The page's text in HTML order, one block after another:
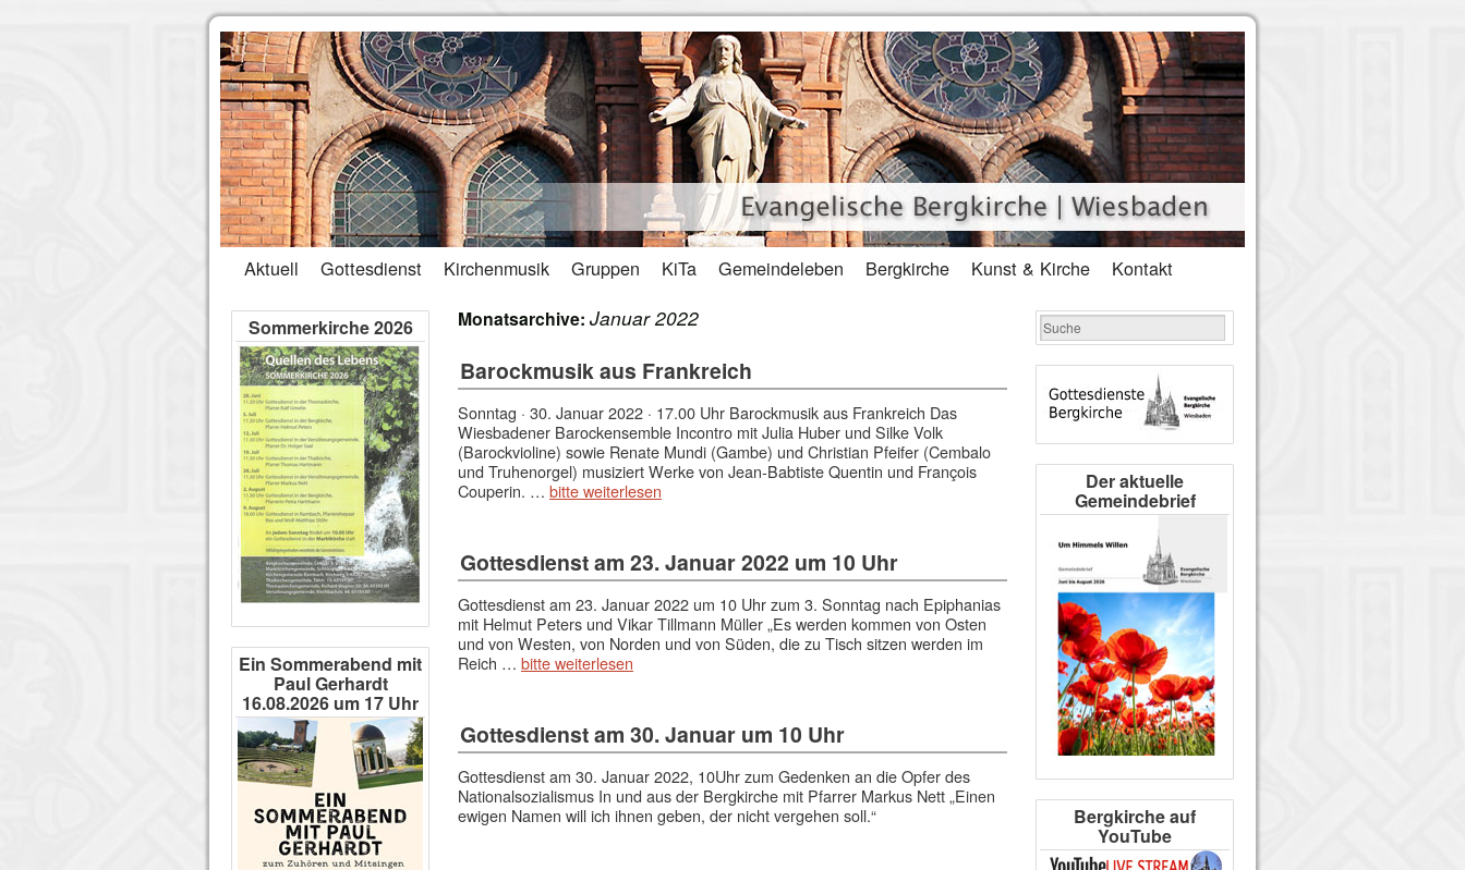
Aktuell Gottesdienst Kirchenmusik Gruppen KiTa Gemeindeleben Bergkirche Kunst & Kirche Kontakt
Monatsarchive: Januar 2022
Barockmusik aus Frankreich
Sonntag · 30. Januar 2022 · 17.00 Uhr Barockmusik aus Frankreich Das
Wiesbadener Barockensemble Incontro mit Julia Huber und Silke Volk
(Barockvioline) sowie Renate Mundi (Gambe) und Christian Pfeifer (Cembalo
und Truhenorgel) musiziert Werke von Jean-Babtiste Quentin und François
Couperin. … bitte weiterlesen
Gottesdienst am 23. Januar 2022 um 10 Uhr
Gottesdienst am 23. Januar 2022 um 10 Uhr zum 3. Sonntag nach Epiphanias
mit Helmut Peters und Vikar Tillmann Müller „Es werden kommen von Osten
und von Westen, von Norden und von Süden, die zu Tisch sitzen werden im
Reich … bitte weiterlesen
Gottesdienst am 30. Januar um 10 Uhr
Gottesdienst am 30. Januar 2022, 10Uhr zum Gedenken an die Opfer des
Nationalsozialismus In und aus der Bergkirche mit Pfarrer Markus Nett „Einen
ewigen Namen will ich ihnen geben, der nicht vergehen soll.“
Sommerkirche 2026
Ein Sommerabend mit
Paul Gerhardt
16.08.2026 um 17 Uhr
Der aktuelle
Gemeindebrief
Bergkirche auf
YouTube